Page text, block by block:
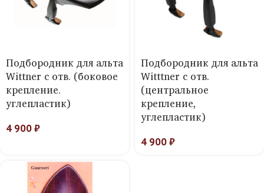
Подбородник для альта
Wittner с отв. (боковое
крепление.
углепластик)
4 900₽
Подбородник для альта
Witttner с отв.
(центральное
крепление,
углепластик)
4 900₽